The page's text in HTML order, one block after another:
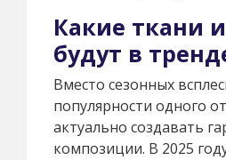
Какие ткани
будут в
Вместо сезонных
популярности одного
актуально создавать
композиции. В 2025